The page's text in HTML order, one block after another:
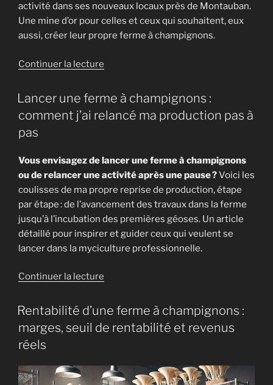
activité dans ses nouveaux locaux près de Montauban.
Une mine d’or pour celles et ceux qui souhaitent, eux
aussi, créer leur propre ferme à champignons.
Continuer la lecture
à
l’exemple
inspirant
de
Titouan
et
sa
champignonnière
Lancer une ferme à champignons :
comment j’ai relancé ma production pas à
pas
Vous envisagez de lancer une ferme à champignons
ou de relancer une activité après une pause ?Voici les
coulisses de ma propre reprise de production, étape
par étape : de l’avancement des travaux dans la ferme
jusqu’à l’incubation des premières géoses. Un article
détaillé pour inspirer et guider ceux qui veulent se
lancer dans la myciculture professionnelle.
Continuer la lecture
une
à
:
comment
Rentabilité d’une ferme à champignons :
marges, seuil de rentabilité et revenus
réels